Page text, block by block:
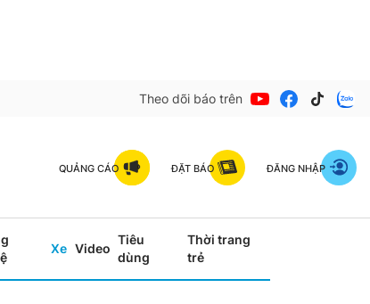
Theo dõi báo trên
QUẢNG CÁO ĐẶT BÁO ĐĂNG NHẬP
Xe Video
Tiêu
dùng
Thời trang
trẻ